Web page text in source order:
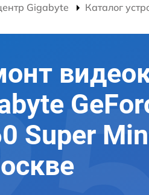
Gigabyte Каталог
Super